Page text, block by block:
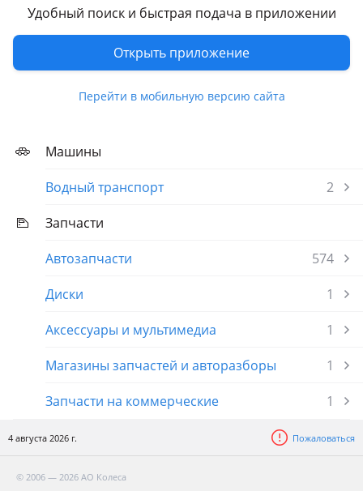
Удобный поиск и быстрая подача в приложении
Открыть приложение
Перейти в мобильную версию сайта
Показать на карте
Авторазбор SG Japan Parts
Машины
Водный транспорт
2
Запчасти
Автозапчасти
574
Диски
1
Аксессуары и мультимедиа
1
Магазины запчастей и авторазборы
1
Запчасти на коммерческие
1
4 августа 2026 г. Пожаловаться
© 2006 — 2026 АО Колеса